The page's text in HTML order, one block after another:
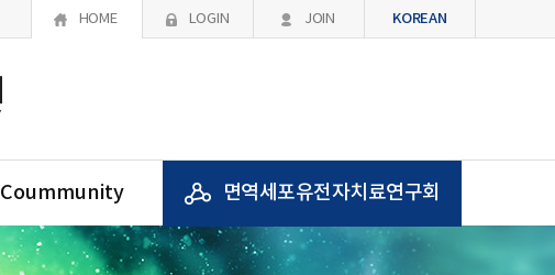
HOME LOGIN JOIN KOREAN
Coummunity 면역세포유전자치료연구회